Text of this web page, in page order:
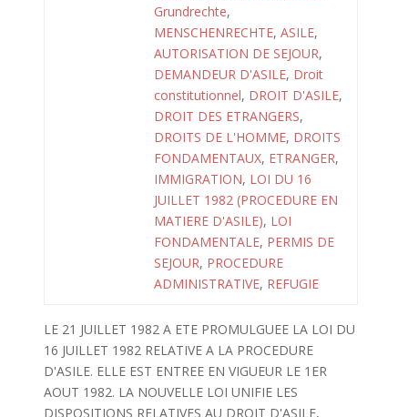
Grundrechte,
MENSCHENRECHTE, ASILE,
AUTORISATION DE SEJOUR,
DEMANDEUR D'ASILE, Droit
constitutionnel, DROIT D'ASILE,
DROIT DES ETRANGERS,
DROITS DE L'HOMME, DROITS
FONDAMENTAUX, ETRANGER,
IMMIGRATION, LOI DU 16
JUILLET 1982 (PROCEDURE EN
MATIERE D'ASILE), LOI
FONDAMENTALE, PERMIS DE
SEJOUR, PROCEDURE
ADMINISTRATIVE, REFUGIE
LE 21 JUILLET 1982 A ETE PROMULGUEE LA LOI DU
16 JUILLET 1982 RELATIVE A LA PROCEDURE
D'ASILE. ELLE EST ENTREE EN VIGUEUR LE 1ER
AOUT 1982. LA NOUVELLE LOI UNIFIE LES
DISPOSITIONS RELATIVES AU DROIT D'ASILE,